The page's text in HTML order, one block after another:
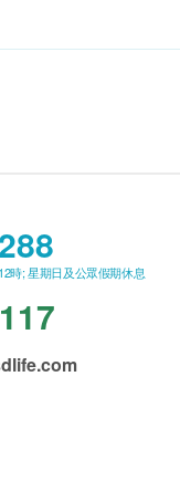
時; 星期日及公眾假期休息